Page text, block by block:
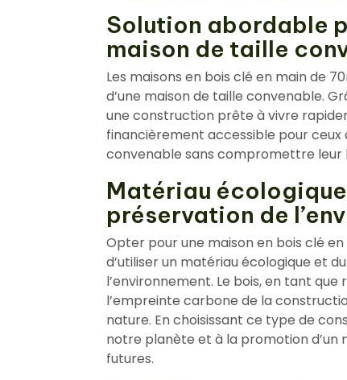
Solution abordable
maison de taille
Les maisons en bois clé en main de
d’une maison de taille convenable.
une construction prête à vivre
financièrement accessible pour ceux
convenable sans compromettre leur
Matériau
préservation de
Opter pour une maison en bois clé
d’utiliser un matériau écologique et
l’environnement. Le bois, en tant
l’empreinte carbone de la
nature. En choisissant ce type de
notre planète et à la promotion d’un
futures.